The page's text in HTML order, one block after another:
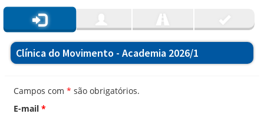
Clínica do Movimento - Academia 2026/1
Campos com * são obrigatórios.
E-mail *